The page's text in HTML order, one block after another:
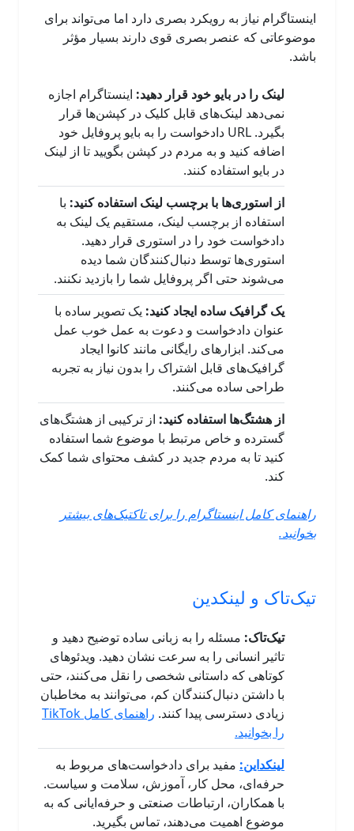
اینستاگرام نیاز به رویکرد بصری دارد اما می‌تواند برای
موضوعاتی که عنصر بصری قوی دارند بسیار مؤثر
باشد.
لینک را در بایو خود قرار دهید: اینستاگرام اجازه
نمی‌دهد لینک‌های قابل کلیک در کپشن‌ها قرار
بگیرد. URL دادخواست را به بایو پروفایل خود
اضافه کنید و به مردم در کپشن بگویید تا از لینک
در بایو استفاده کنند.
از استوری‌ها با برچسب لینک استفاده کنید: با
استفاده از برچسب لینک، مستقیم یک لینک به
دادخواست خود را در استوری قرار دهید.
استوری‌ها توسط دنبال‌کنندگان شما دیده
می‌شوند حتی اگر پروفایل شما را بازدید نکنند.
یک گرافیک ساده ایجاد کنید: یک تصویر ساده با
عنوان دادخواست و دعوت به عمل خوب عمل
می‌کند. ابزارهای رایگانی مانند کانوا ایجاد
گرافیک‌های قابل اشتراک را بدون نیاز به تجربه
طراحی ساده می‌کنند.
از هشتگ‌ها استفاده کنید: از ترکیبی از هشتگ‌های
گسترده و خاص مرتبط با موضوع شما استفاده
کنید تا به مردم جدید در کشف محتوای شما کمک
کند.
راهنمای کامل اینستاگرام را برای تاکتیک‌های بیشتر
بخوانید.
تیک‌تاک و لینکدین
تیک‌تاک: مسئله را به زبانی ساده توضیح دهید و
تاثیر انسانی را به سرعت نشان دهید. ویدئوهای
کوتاهی که داستانی شخصی را نقل می‌کنند، حتی
با داشتن دنبال‌کنندگان کم، می‌توانند به مخاطبان
زیادی دسترسی پیدا کنند.
راهنمای کامل TikTok
را بخوانید.
لینکداین: مفید برای دادخواست‌های مربوط به
حرفه‌ای، محل کار، آموزش، سلامت و سیاست.
با همکاران، ارتباطات صنعتی و حرفه‌ایانی که به
موضوع اهمیت می‌دهند، تماس بگیرید.